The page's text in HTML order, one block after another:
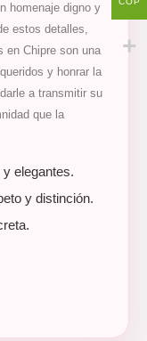
homenaje digno y
estos detalles,
en Chipre son una
y honrar la
a transmitir su
que la
elegantes.
y distinción.